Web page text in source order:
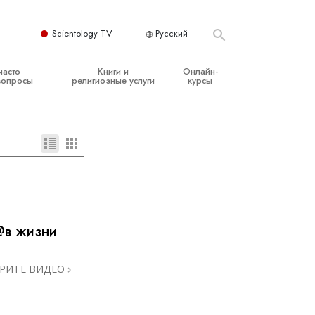
Scientology TV Русский
Книги и
религиозные услуги
Аудиокниги
Онлайн-
курсы
Динамики существования
жизни
ВИДЕО